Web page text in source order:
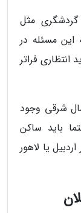
گردشگری مثل
این مسئله در
فراتر
شرقی وجود
باید ساکن
یا لاهور